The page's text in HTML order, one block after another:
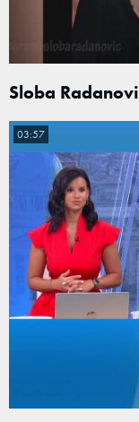
Sloba
03:57